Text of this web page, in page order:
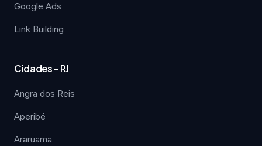
Google Ads
Link Building
Cidades - RJ
Angra dos Reis
Aperibé
Araruama